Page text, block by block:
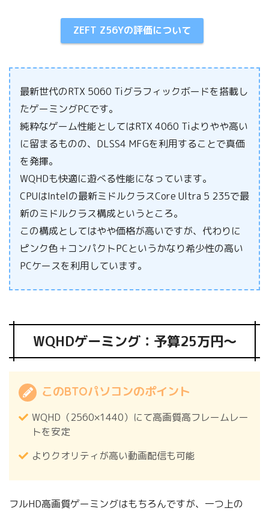
ZEFT Z56Yの評価について
最新世代のRTX 5060 Tiグラフィックボードを搭載し
たゲーミングPCです。
純粋なゲーム性能としてはRTX 4060 Tiよりやや高い
に留まるものの、DLSS4 MFGを利用することで真価
を発揮。
WQHDも快適に遊べる性能になっています。
CPUはIntelの最新ミドルクラスCore Ultra 5 235で最
新のミドルクラス構成というところ。
この構成としてはやや価格が高いですが、代わりに
ピンク色＋コンパクトPCというかなり希少性の高い
PCケースを利用しています。
WQHDゲーミング：予算25万円～
このBTOパソコンのポイント
WQHD（2560×1440）にて高画質高フレームレー
トを安定
よりクオリティが高い動画配信も可能
フルHD高画質ゲーミングはもちろんですが、一つ上の